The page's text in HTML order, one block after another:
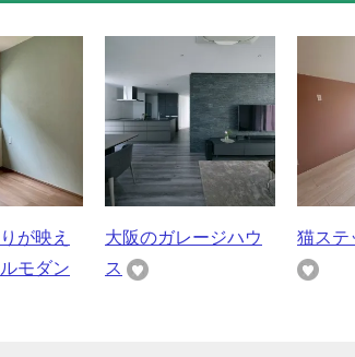
が映え
モダン
大阪のガレージハウ
ス
猫ステ